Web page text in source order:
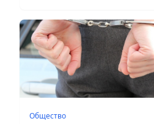
Общество